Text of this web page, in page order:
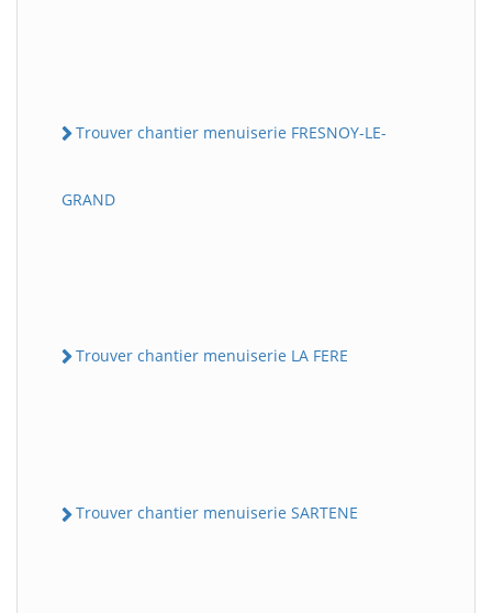
Trouver chantier menuiserie FRESNOY-LE-
GRAND
Trouver chantier menuiserie LA FERE
Trouver chantier menuiserie SARTENE